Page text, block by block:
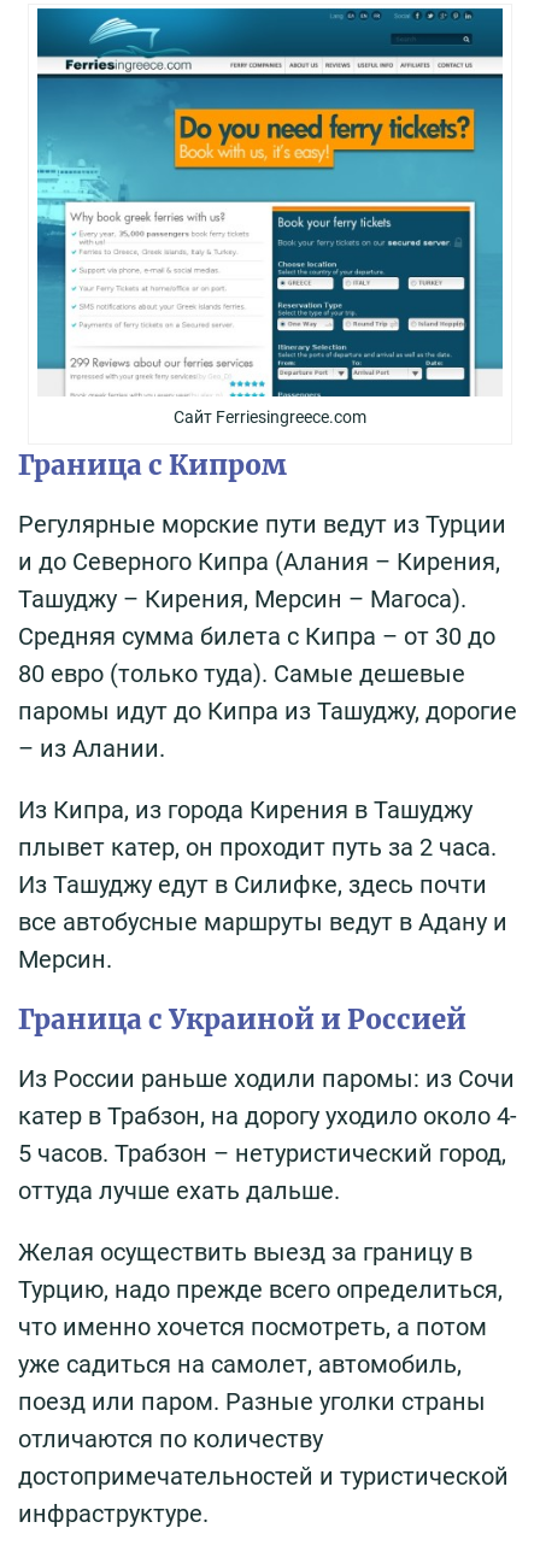
Сайт Ferriesingreece.com
Граница с Кипром
Регулярные морские пути ведут из Турции
и до Северного Кипра (Алания – Кирения,
Ташуджу – Кирения, Мерсин – Магоса).
Средняя сумма билета с Кипра – от 30 до
80 евро (только туда). Самые дешевые
паромы идут до Кипра из Ташуджу, дорогие
– из Алании.
Из Кипра, из города Кирения в Ташуджу
плывет катер, он проходит путь за 2 часа.
Из Ташуджу едут в Силифке, здесь почти
все автобусные маршруты ведут в Адану и
Мерсин.
Граница с Украиной и Россией
Из России раньше ходили паромы: из Сочи
катер в Трабзон, на дорогу уходило около 4-
5 часов. Трабзон – нетуристический город,
оттуда лучше ехать дальше.
Желая осуществить выезд за границу в
Турцию, надо прежде всего определиться,
что именно хочется посмотреть, а потом
уже садиться на самолет, автомобиль,
поезд или паром. Разные уголки страны
отличаются по количеству
достопримечательностей и туристической
инфраструктуре.